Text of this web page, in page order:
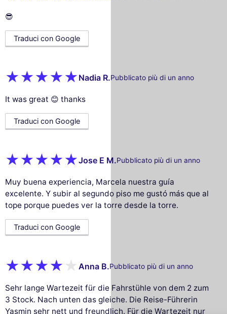
Questo sito utilizza i
cookie
Utilizziamo cookie e i tuoi dati personali
per migliorare la tua esperienza di
😎
Traduci con Google
Nadia R.Pubblicato più di un anno
It was great 😊 thanks
Traduci con Google
Jose E M.Pubblicato più di un anno
Muy buena experiencia, Marcela nuestra guía
excelente. Y subir al segundo piso me gustó más que al
tope porque puedes ver la torre desde la torre.
Traduci con Google
Anna B.Pubblicato più di un anno
Sehr lange Wartezeit für die Fahrstühle von dem 2 zum
3 Stock. Nach unten das gleiche. Die Reise-Führerin
Yasmin sehr nett und freundlich. Für die Wartezeit nur